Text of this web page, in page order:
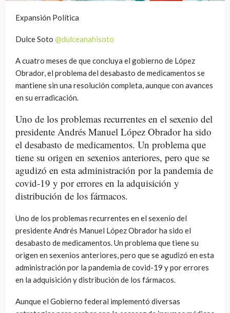
Expansión Política
Dulce Soto @dulceanahisoto
A cuatro meses de que concluya el gobierno de López
Obrador, el problema del desabasto de medicamentos se
mantiene sin una resolución completa, aunque con avances
en su erradicación.
Uno de los problemas recurrentes en el sexenio del
presidente Andrés Manuel López Obrador ha sido
el desabasto de medicamentos. Un problema que
tiene su origen en sexenios anteriores, pero que se
agudizó en esta administración por la pandemia de
covid-19 y por errores en la adquisición y
distribución de los fármacos.
Uno de los problemas recurrentes en el sexenio del
presidente Andrés Manuel López Obrador ha sido el
desabasto de medicamentos. Un problema que tiene su
origen en sexenios anteriores, pero que se agudizó en esta
administración por la pandemia de covid-19 y por errores
en la adquisición y distribución de los fármacos.
Aunque el Gobierno federal implementó diversas